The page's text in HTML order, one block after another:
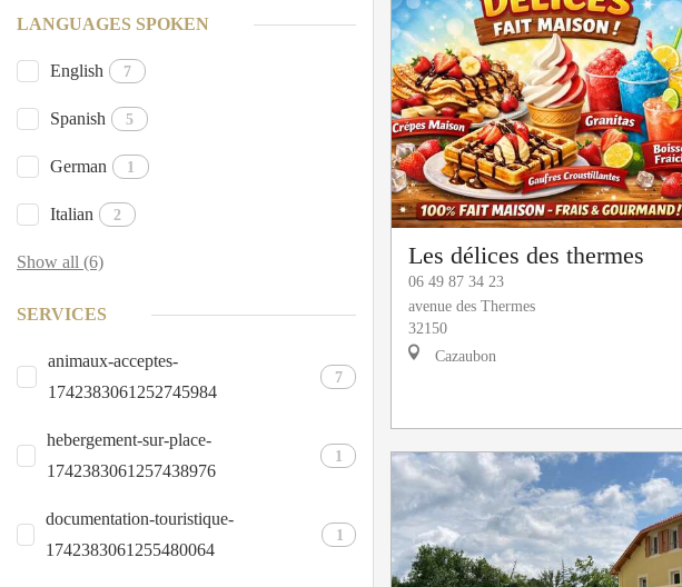
LANGUAGES SPOKEN
English 7
Spanish 5
German 1
Italian 2
Show all (6)
SERVICES
animaux-acceptes-
1742383061252745984
7
hebergement-sur-place-
1742383061257438976
1
documentation-touristique-
1742383061255480064
1
Les délices des thermes
06 49 87 34 23
avenue des Thermes
32150
Cazaubon